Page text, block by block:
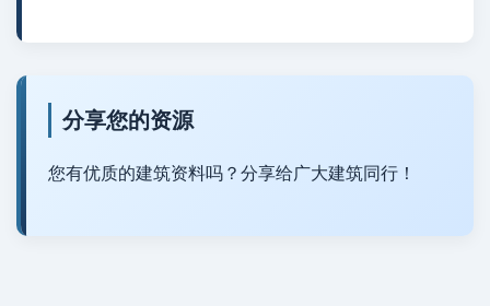
分享您的资源
您有优质的建筑资料吗？分享给广大建筑同行！